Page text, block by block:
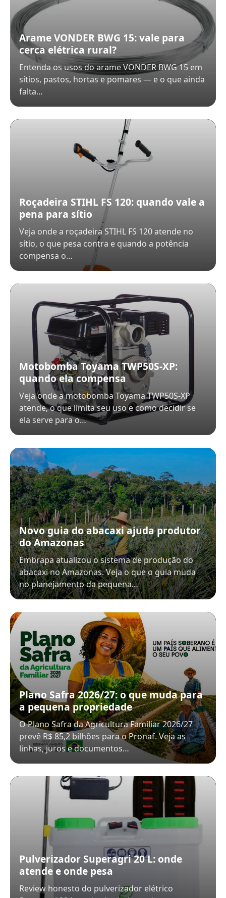
Arame VONDER BWG 15: vale para
cerca elétrica rural?
Entenda os usos do arame VONDER BWG 15 em
sítios, pastos, hortas e pomares — e o que ainda
falta…
Roçadeira STIHL FS 120: quando vale a
pena para sítio
Veja onde a roçadeira STIHL FS 120 atende no
sítio, o que pesa contra e quando a potência
compensa o…
Motobomba Toyama TWP50S-XP:
quando ela compensa
Veja onde a motobomba Toyama TWP50S-XP
atende, o que limita seu uso e como decidir se
ela serve para o…
Novo guia do abacaxi ajuda produtor
do Amazonas
Embrapa atualizou o sistema de produção do
abacaxi no Amazonas. Veja o que o guia muda
no planejamento da pequena…
Plano Safra 2026/27: o que muda para
a pequena propriedade
O Plano Safra da Agricultura Familiar 2026/27
prevê R$ 85,2 bilhões para o Pronaf. Veja as
linhas, juros e documentos…
Pulverizador Superagri 20 L: onde
atende e onde pesa
Review honesto do pulverizador elétrico